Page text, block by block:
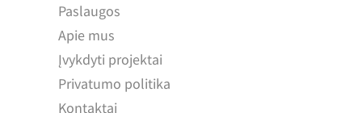
Paslaugos
Apie mus
Įvykdyti projektai
Privatumo politika
Kontaktai